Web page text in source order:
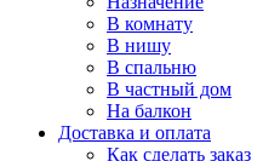
В комнату
В нишу
В спальню
В частный дом
На балкон
Доставка и оплата
Как сделать заказ